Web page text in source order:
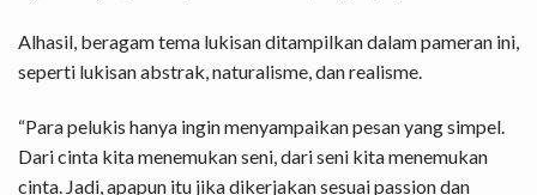
Alhasil, beragam tema lukisan ditampilkan dalam pameran ini,
seperti lukisan abstrak, naturalisme, dan realisme.
“Para pelukis hanya ingin menyampaikan pesan yang simpel.
Dari cinta kita menemukan seni, dari seni kita menemukan
cinta. Jadi, apapun itu jika dikerjakan sesuai passion dan